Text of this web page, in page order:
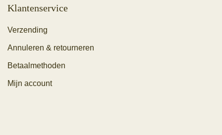
Klantenservice
Verzending
Annuleren & retourneren
Betaalmethoden
Mijn account